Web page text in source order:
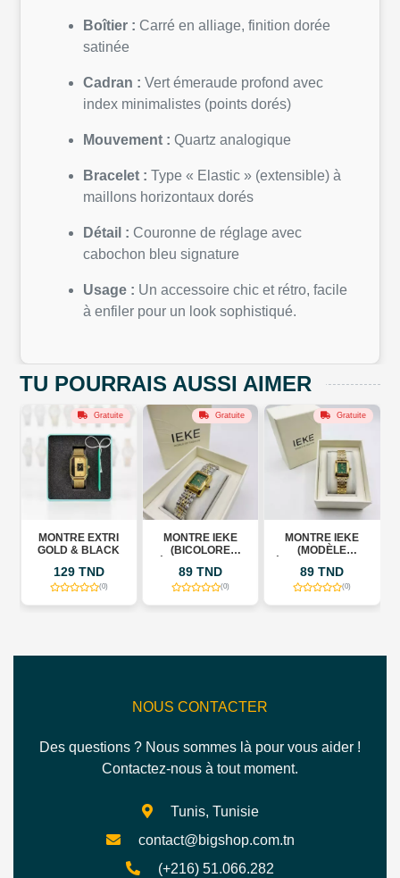
Boîtier : Carré en alliage, finition dorée
satinée
Cadran : Vert émeraude profond avec
index minimalistes (points dorés)
Mouvement : Quartz analogique
Bracelet : Type « Elastic » (extensible) à
maillons horizontaux dorés
Détail : Couronne de réglage avec
cabochon bleu signature
Usage : Un accessoire chic et rétro, facile
à enfiler pour un look sophistiqué.
TU POURRAIS AUSSI AIMER
MONTRE EXTRI
GOLD & BLACK
129 TND
(0)
Gratuite
MONTRE IEKE
(BICOLORE
T/G
89 TND
(0)
Gratuite
MONTRE IEKE
(MODÈLE
89 TND
(0)
Gratuite
NOUS CONTACTER
Des questions ? Nous sommes là pour vous aider !
Contactez-nous à tout moment.
Tunis, Tunisie
contact@bigshop.com.tn
(+216) 51.066.282